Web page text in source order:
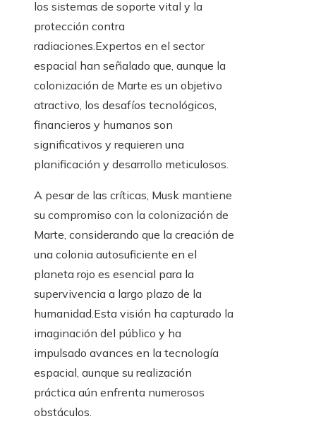
los sistemas de soporte vital y la
protección contra
radiaciones.Expertos en el sector
espacial han señalado que, aunque la
colonización de Marte es un objetivo
atractivo, los desafíos tecnológicos,
financieros y humanos son
significativos y requieren una
planificación y desarrollo meticulosos.
A pesar de las críticas, Musk mantiene
su compromiso con la colonización de
Marte, considerando que la creación de
una colonia autosuficiente en el
planeta rojo es esencial para la
supervivencia a largo plazo de la
humanidad.Esta visión ha capturado la
imaginación del público y ha
impulsado avances en la tecnología
espacial, aunque su realización
práctica aún enfrenta numerosos
obstáculos.